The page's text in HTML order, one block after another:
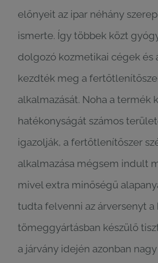
előnyeit az ipar néhány
ismerte. Így többek közt
dolgozó kozmetikai cégek és
kezdték meg a
alkalmazását. Noha a termék
hatékonyságát számos
igazolják, a fertőtlenítőszer
alkalmazása mégsem indult
mivel extra minőségű
tudta felvenni az árversenyt a
tömeggyártásban készülő
a járvány idején azonban